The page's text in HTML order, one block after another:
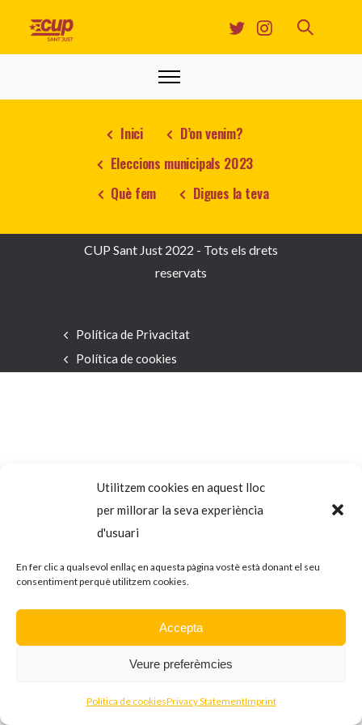
Utilitzem cookies en aquest lloc
per millorar la seva experiència
d'usuari
En fer clic a qualsevol enllaç en aquesta pàgina vostè està donant el seu
consentiment perquè utilitzem cookies.
Accepta
Veure preferèmcies
Política de cookiesPrivacy StatementImprint
Inici
D’on venim?
Eleccions municipals 2023
Què fem
Digues la teva
CUP Sant Just 2022 - Tots els drets
reservats
Política de Privacitat
Política de cookies